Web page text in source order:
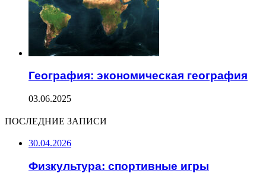
География: экономическая география
03.06.2025
ПОСЛЕДНИЕ ЗАПИСИ
30.04.2026
Физкультура: спортивные игры